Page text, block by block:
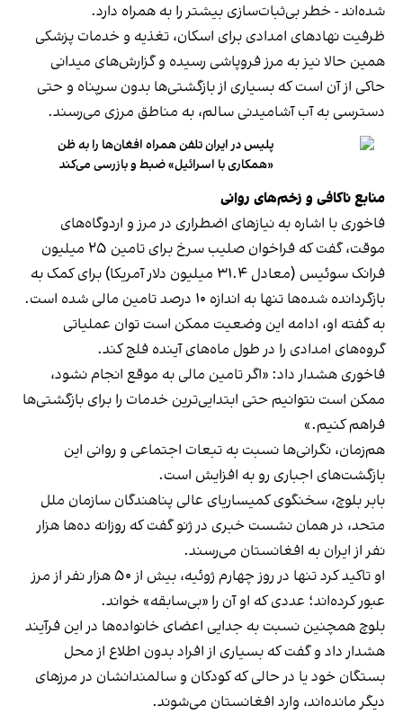
شده‌اند - خطر بی‌ثبات‌سازی بیشتر را به همراه دارد.
ظرفیت نهادهای امدادی برای اسکان، تغذیه و خدمات پزشکی
همین حالا نیز به مرز فروپاشی رسیده و گزارش‌های میدانی
حاکی از آن است که بسیاری از بازگشتی‌ها بدون سرپناه و حتی
دسترسی به آب آشامیدنی سالم، به مناطق مرزی می‌رسند.
پلیس در ایران تلفن همراه افغان‌ها را به ظن
«همکاری با اسرائيل» ضبط و بازرسی می‌کند
منابع ناکافی و زخم‌های روانی
فاخوری با اشاره به نیازهای اضطراری در مرز و اردوگاه‌های
موقت، گفت که فراخوان صلیب سرخ برای تامین ۲۵ میلیون
فرانک سوئیس (معادل ۳۱.۴ میلیون دلار آمریکا) برای کمک به
بازگردانده شده‌ها تنها به اندازه ۱۰ درصد تامین مالی شده است.
به گفته او، ادامه این وضعیت ممکن است توان عملیاتی
گروه‌های امدادی را در طول ماه‌های آینده فلج کند.
فاخوری هشدار داد: «اگر تامین مالی به موقع انجام نشود،
ممکن است نتوانیم حتی ابتدایی‌ترین خدمات را برای بازگشتی‌ها
فراهم کنیم.»
هم‌زمان، نگرانی‌ها نسبت به تبعات اجتماعی و روانی این
بازگشت‌های اجباری رو به افزایش است.
بابر بلوچ، سخنگوی کمیساریای عالی پناهندگان سازمان ملل
متحد، در همان نشست خبری در ژنو گفت که روزانه ده‌ها هزار
نفر از ایران به افغانستان می‌رسند.
او تاکید کرد تنها در روز چهارم ژوئیه، بیش از ۵۰ هزار نفر از مرز
عبور کرده‌اند؛ عددی که او آن را «بی‌سابقه» خواند.
بلوچ همچنین نسبت به جدایی اعضای خانواده‌ها در این فرآیند
هشدار داد و گفت که بسیاری از افراد بدون اطلاع از محل
بستگان خود یا در حالی که کودکان و سالمندانشان در مرزهای
دیگر مانده‌اند، وارد افغانستان می‌شوند.